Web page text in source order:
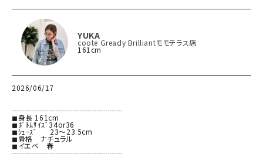
YUKA
coote Gready Brilliantモモテラス店
161cm
2026/06/17
┈┈┈┈┈┈┈┈┈┈┈┈┈┈┈
◼︎身長 161cm
◼︎ﾎﾞﾄﾑｻｲｽﾞ34or36
◼︎ｼｭｰｽﾞ      23〜23.5cm
◼︎骨格　ナチュラル
◼︎イエベ　春
┈┈┈┈┈┈┈┈┈┈┈┈┈┈┈